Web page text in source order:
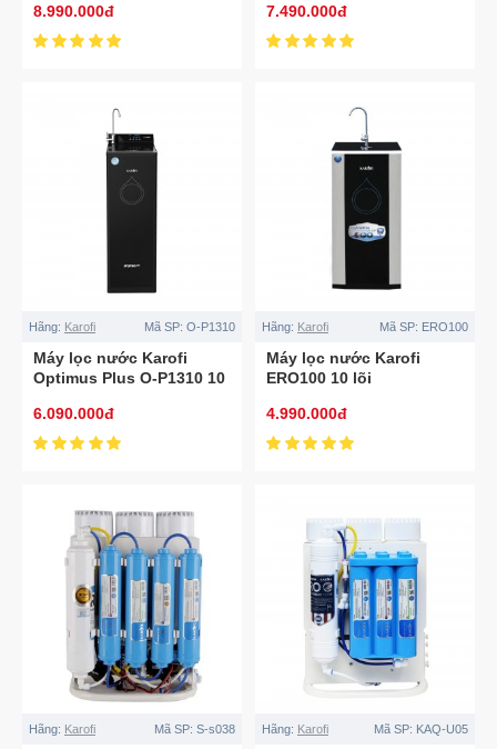
8.990.000đ
7.490.000đ
Hãng: Karofi Mã SP: O-P1310
Máy lọc nước Karofi
Optimus Plus O-P1310 10
6.090.000đ
Hãng: Karofi Mã SP: ERO100
Máy lọc nước Karofi
ERO100 10 lõi
4.990.000đ
Hãng: Karofi Mã SP: S-s038 Hãng: Karofi Mã SP: KAQ-U05